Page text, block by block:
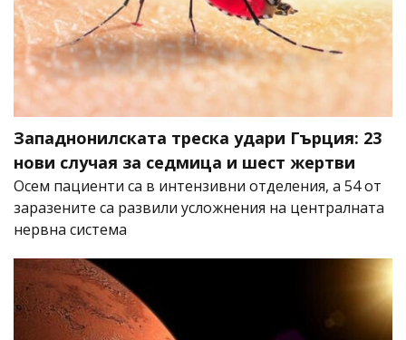
Западнонилската треска удари Гърция: 23
нови случая за седмица и шест жертви
Осем пациенти са в интензивни отделения, а 54 от
заразените са развили усложнения на централната
нервна система